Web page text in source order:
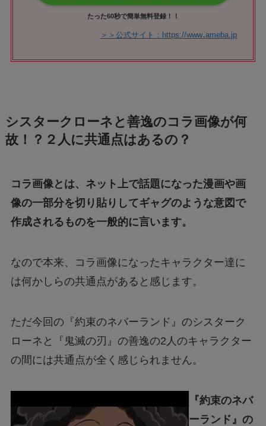
たった60秒で簡単無料登録！！
＞＞公式サイト：https://www.ameba.jp
シスタークローネと善逸のコラ画像が何
故！？２人に共通点はあるの？
コラ画像とは、ネット上で話題になった漫画や画
像の一部分を切り貼りしてギャグのような意図で
作成されるものを一般的に言います。
なので本来、コラ画像になったキャラクター達に
は何かしらの共通点があると感じます。
ただ今回の『約束のネバーランド』のシスターク
ローネと『鬼滅の刃』の善逸の2人のキャラクター
の間には共通点が全く感じられません。
『約束のネバ
ーランド』の